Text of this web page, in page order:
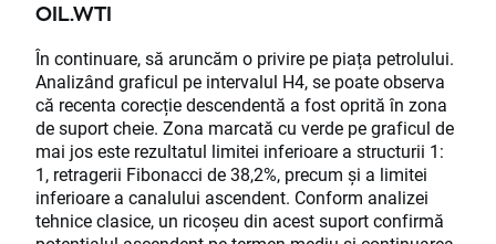
OIL.WTI
În continuare, să aruncăm o privire pe piața petrolului.
Analizând graficul pe intervalul H4, se poate observa
că recenta corecție descendentă a fost oprită în zona
de suport cheie. Zona marcată cu verde pe graficul de
mai jos este rezultatul limitei inferioare a structurii 1:
1, retragerii Fibonacci de 38,2%, precum și a limitei
inferioare a canalului ascendent. Conform analizei
tehnice clasice, un ricoșeu din acest suport confirmă